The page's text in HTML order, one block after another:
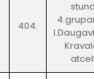
404.